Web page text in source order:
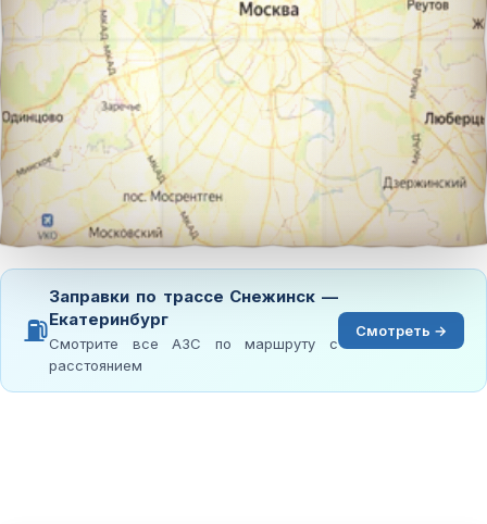
⛽
Заправки по трассе Снежинск —
Екатеринбург
Смотрите все АЗС по маршруту с
расстоянием
Смотреть →